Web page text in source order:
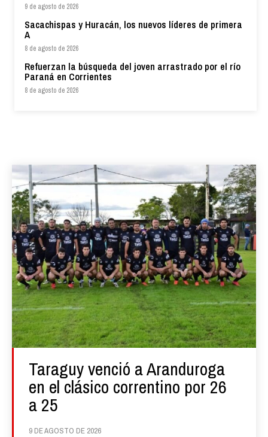
9 de agosto de 2026
Sacachispas y Huracán, los nuevos líderes de primera
A
8 de agosto de 2026
Refuerzan la búsqueda del joven arrastrado por el río
Paraná en Corrientes
8 de agosto de 2026
Taraguy venció a Aranduroga
en el clásico correntino por 26
a 25
9 DE AGOSTO DE 2026